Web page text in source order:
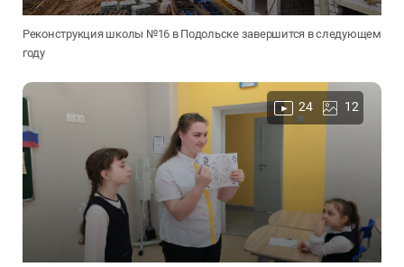
Реконструкция школы №16 в Подольске завершится в следующем
году
24 12